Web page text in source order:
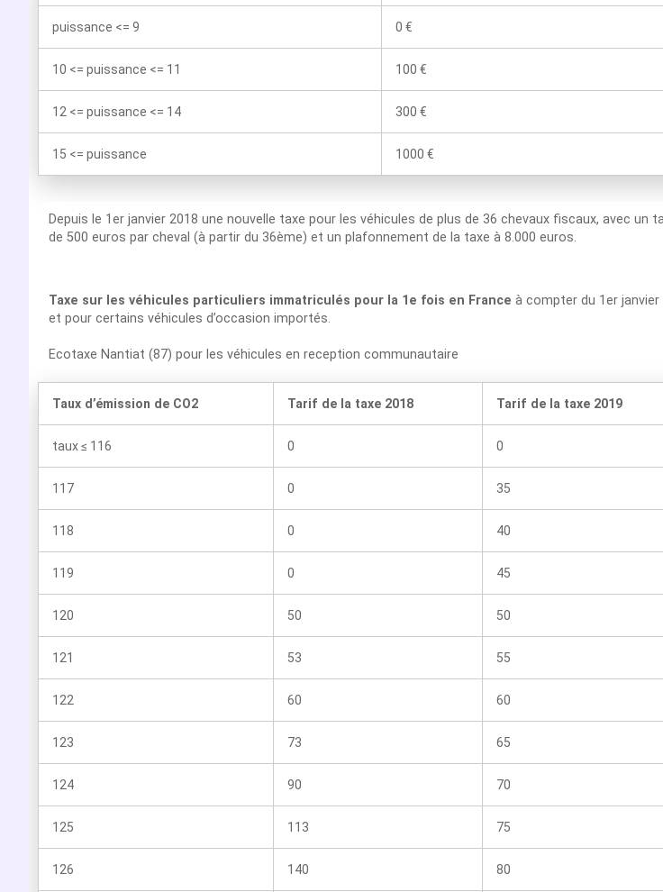
puissance <= 9 0 €
10 <= puissance <= 11 100 €
12 <= puissance <= 14 300 €
15 <= puissance 1000 €
Depuis le 1er janvier 2018 une nouvelle taxe pour les véhicules de plus de 36 chevaux fiscaux, avec un
de 500 euros par cheval (à partir du 36ème) et un plafonnement de la taxe à 8.000 euros.
Taxe sur les véhicules particuliers immatriculés pour la 1e fois en France à compter du 1er janvier
et pour certains véhicules d’occasion importés.
Ecotaxe Nantiat (87) pour les véhicules en reception communautaire
Taux d’émission de CO2 Tarif de la taxe 2018 Tarif de la taxe 2019
taux ≤ 116 0 0
117 0 35
118 0 40
119 0 45
120 50 50
121 53 55
122 60 60
123 73 65
124 90 70
125 113 75
126 140 80